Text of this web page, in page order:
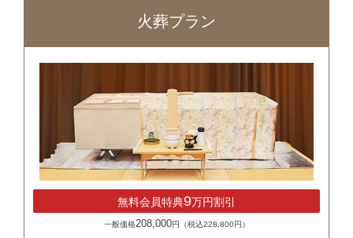
火葬プラン
無料会員特典9万円割引
一般価格208,000円（税込228,800円）